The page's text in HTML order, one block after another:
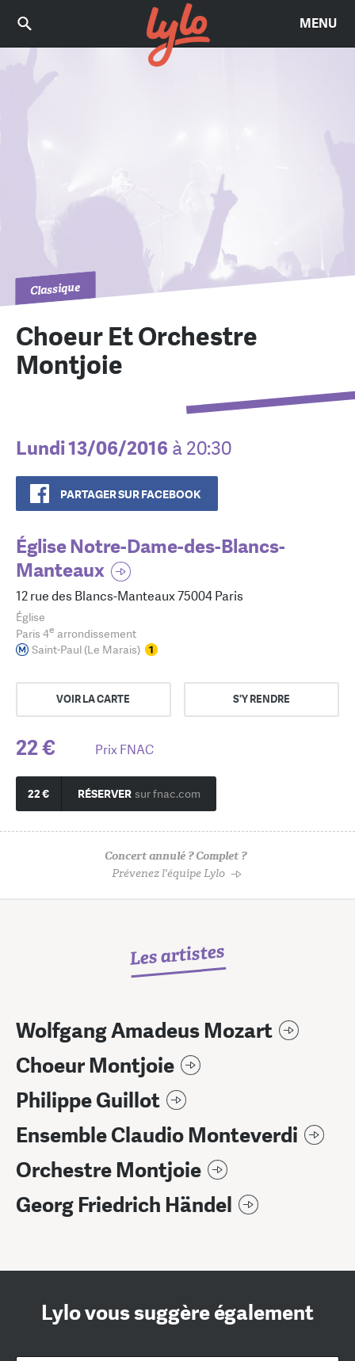
MENU
Classique
Choeur Et Orchestre
Montjoie
Lundi 13/06/2016 à 20:30
PARTAGER SUR FACEBOOK
Église Notre-Dame-des-Blancs-
Manteaux
12 rue des Blancs-Manteaux 75004 Paris
Église
Paris 4e arrondissement
Saint-Paul (Le Marais)
VOIR LA CARTE S'Y RENDRE
22 € Prix FNAC
22 € RÉSERVER sur fnac.com
Concert annulé ? Complet ?
Prévenez l'équipe Lylo
Les artistes
Wolfgang Amadeus Mozart
Choeur Montjoie
Philippe Guillot
Ensemble Claudio Monteverdi
Orchestre Montjoie
Georg Friedrich Händel
Lylo vous suggère également